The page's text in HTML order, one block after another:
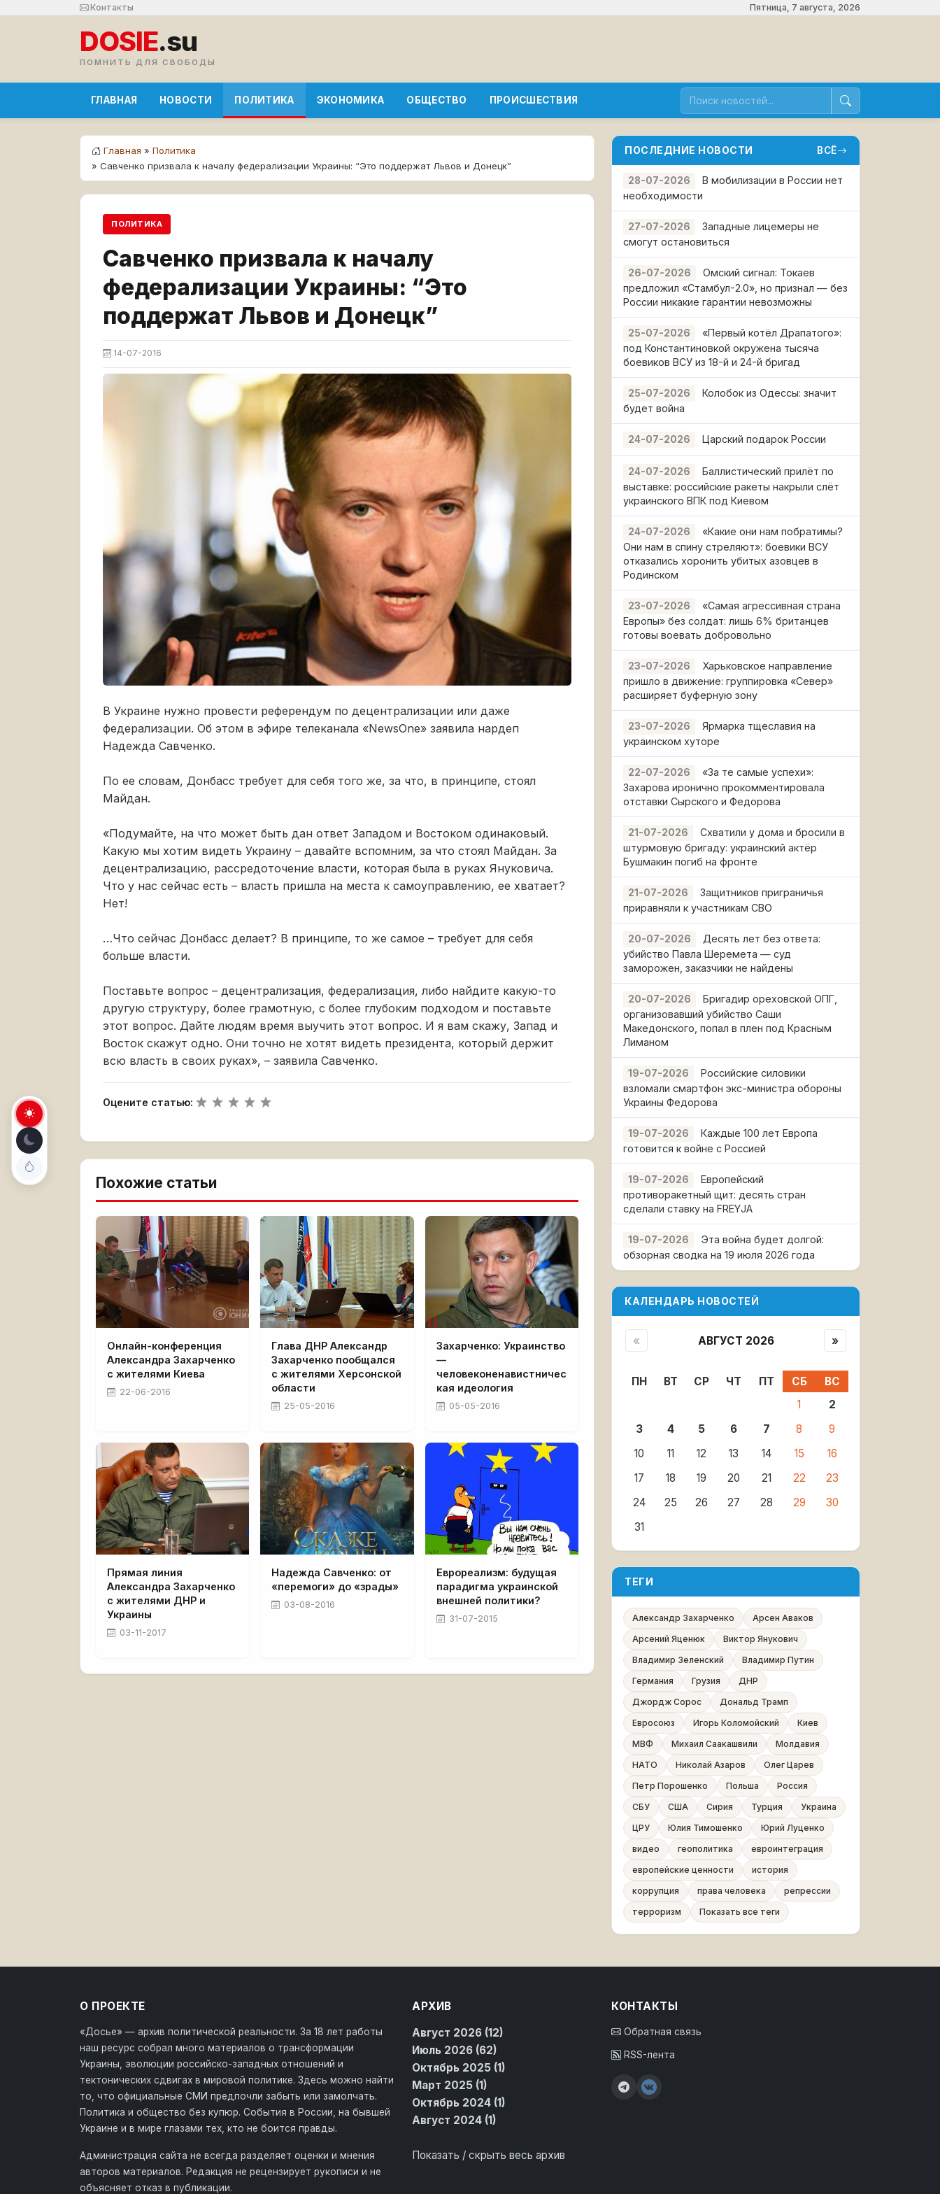
Контакты Пятница, 7 августа, 2026
DOSIE.su
ПОМНИТЬ ДЛЯ СВОБОДЫ
ГЛАВНАЯ НОВОСТИ ПОЛИТИКА ЭКОНОМИКА ОБЩЕСТВО ПРОИСШЕСТВИЯ
Главная » Политика
» Савченко призвала к началу федерализации Украины: “Это поддержат Львов и Донецк”
ПОЛИТИКА
Савченко призвала к началу
федерализации Украины: “Это
поддержат Львов и Донецк”
14-07-2016
В Украине нужно провести референдум по децентрализации или даже
федерализации. Об этом в эфире телеканала «NewsOne» заявила нардеп
Надежда Савченко.
По ее словам, Донбасс требует для себя того же, за что, в принципе, стоял
Майдан.
«Подумайте, на что может быть дан ответ Западом и Востоком одинаковый.
Какую мы хотим видеть Украину – давайте вспомним, за что стоял Майдан. За
децентрализацию, рассредоточение власти, которая была в руках Януковича.
Что у нас сейчас есть – власть пришла на места к самоуправлению, ее хватает?
Нет!
…Что сейчас Донбасс делает? В принципе, то же самое – требует для себя
больше власти.
Поставьте вопрос – децентрализация, федерализация, либо найдите какую-то
другую структуру, более грамотную, с более глубоким подходом и поставьте
этот вопрос. Дайте людям время выучить этот вопрос. И я вам скажу, Запад и
Восток скажут одно. Они точно не хотят видеть президента, который держит
всю власть в своих руках», – заявила Савченко.
Оцените статью:
Похожие статьи
Онлайн-конференция
Александра Захарченко
с жителями Киева
22-06-2016
Глава ДНР Александр
Захарченко пообщался
с жителями Херсонской
области
25-05-2016
Захарченко: Украинство
—
человеконенавистничес
кая идеология
05-05-2016
Прямая линия
Александра Захарченко
с жителями ДНР и
Украины
03-11-2017
Надежда Савченко: от
«перемоги» до «зрады»
03-08-2016
Еврореализм: будущая
парадигма украинской
внешней политики?
31-07-2015
ПОСЛЕДНИЕ НОВОСТИ ВСЁ
28-07-2026
В мобилизации в России нет
необходимости
27-07-2026
Западные лицемеры не
смогут остановиться
26-07-2026
Омский сигнал: Токаев
предложил «Стамбул-2.0», но признал — без
России никакие гарантии невозможны
25-07-2026
«Первый котёл Драпатого»:
под Константиновкой окружена тысяча
боевиков ВСУ из 18-й и 24-й бригад
25-07-2026
Колобок из Одессы: значит
будет война
24-07-2026 Царский подарок России
24-07-2026
Баллистический прилёт по
выставке: российские ракеты накрыли слёт
украинского ВПК под Киевом
24-07-2026
«Какие они нам побратимы?
Они нам в спину стреляют»: боевики ВСУ
отказались хоронить убитых азовцев в
Родинском
23-07-2026
«Самая агрессивная страна
Европы» без солдат: лишь 6% британцев
готовы воевать добровольно
23-07-2026
Харьковское направление
пришло в движение: группировка «Север»
расширяет буферную зону
23-07-2026
Ярмарка тщеславия на
украинском хуторе
22-07-2026
«За те самые успехи»:
Захарова иронично прокомментировала
отставки Сырского и Федорова
21-07-2026
Схватили у дома и бросили в
штурмовую бригаду: украинский актёр
Бушмакин погиб на фронте
21-07-2026
Защитников приграничья
приравняли к участникам СВО
20-07-2026
Десять лет без ответа:
убийство Павла Шеремета — суд
заморожен, заказчики не найдены
20-07-2026
Бригадир ореховской ОПГ,
организовавший убийство Саши
Македонского, попал в плен под Красным
Лиманом
19-07-2026
Российские силовики
взломали смартфон экс-министра обороны
Украины Федорова
19-07-2026
Каждые 100 лет Европа
готовится к войне с Россией
19-07-2026
Европейский
противоракетный щит: десять стран
сделали ставку на FREYJA
19-07-2026
Эта война будет долгой:
обзорная сводка на 19 июля 2026 года
КАЛЕНДАРЬ НОВОСТЕЙ
« АВГУСТ 2026 »
ПН ВТ СР ЧТ ПТ СБ
ВС
1
2
3
4 5 6 7 8
9
10
11 12 13 14 15
16
17
18 19 20 21 22
23
24
25 26 27 28 29
30
31
ТЕГИ
Александр Захарченко
Арсен Аваков
Арсений Яценюк
Виктор Янукович
Владимир Зеленский
Владимир Путин
Германия
Грузия
ДНР
Джордж Сорос
Дональд Трамп
Евросоюз
Игорь Коломойский
Киев
МВФ
Михаил Саакашвили
Молдавия
НАТО
Николай Азаров
Олег Царев
Петр Порошенко
Польша
Россия
СБУ
США Сирия Турция
Украина
ЦРУ
Юлия Тимошенко
Юрий Луценко
видео
геополитика
евроинтеграция
европейские ценности
история
коррупция
права человека
репрессии
терроризм
Показать все теги
О ПРОЕКТЕ
«Досье» — архив политической реальности. За 18 лет работы
наш ресурс собрал много материалов о трансформации
Украины, эволюции российско-западных отношений и
тектонических сдвигах в мировой политике. Здесь можно найти
то, что официальные СМИ предпочли забыть или замолчать.
Политика и общество без купюр. События в России, на бывшей
Украине и в мире глазами тех, кто не боится правды.
Администрация сайта не всегда разделяет оценки и мнения
авторов материалов. Редакция не рецензирует рукописи и не
объясняет отказ в публикации.
АРХИВ
Август 2026 (12)
Июль 2026 (62)
Октябрь 2025 (1)
Март 2025 (1)
Октябрь 2024 (1)
Август 2024 (1)
Показать / скрыть весь архив
КОНТАКТЫ
Обратная связь
RSS-лента